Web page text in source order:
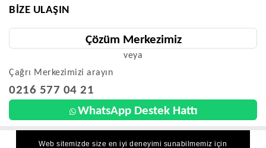
BIZE ULAŞIN
Çözüm Merkezimiz
veya
Çağrı Merkezimizi arayın
0216 577 04 21
WhatsApp Destek Hattı
Web sitemizde size en iyi deneyimi sunabilmemiz için